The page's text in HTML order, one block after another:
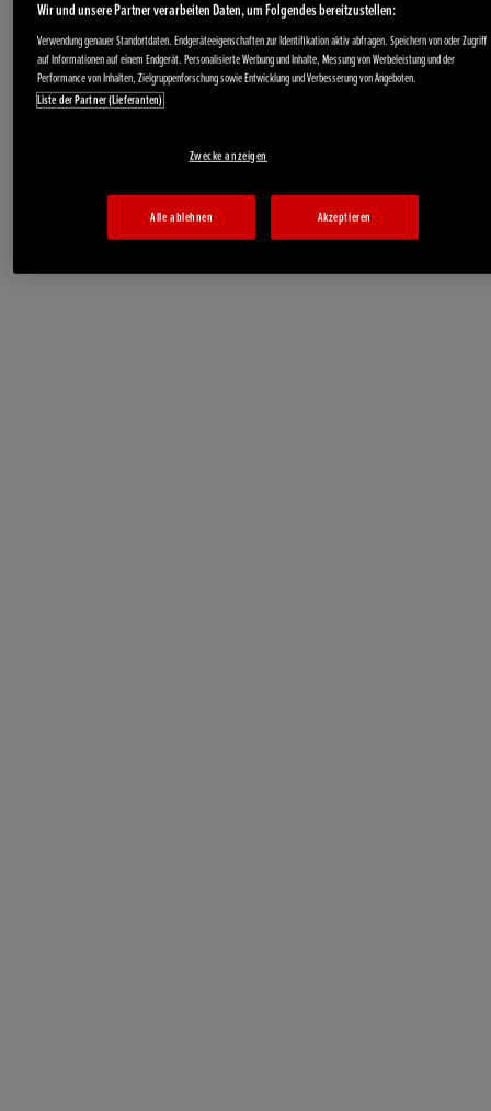
Wir und unsere Partner verarbeiten Daten, um Folgendes bereitzustellen:
Verwendung genauer Standortdaten. Endgeräteeigenschaften zur Identifikation aktiv abfragen. Speichern von oder Zugriff
auf Informationen auf einem Endgerät. Personalisierte Werbung und Inhalte, Messung von Werbeleistung und der
Performance von Inhalten, Zielgruppenforschung sowie Entwicklung und Verbesserung von Angeboten.
Liste der Partner (Lieferanten)
Zwecke anzeigen
Alle ablehnen Akzeptieren